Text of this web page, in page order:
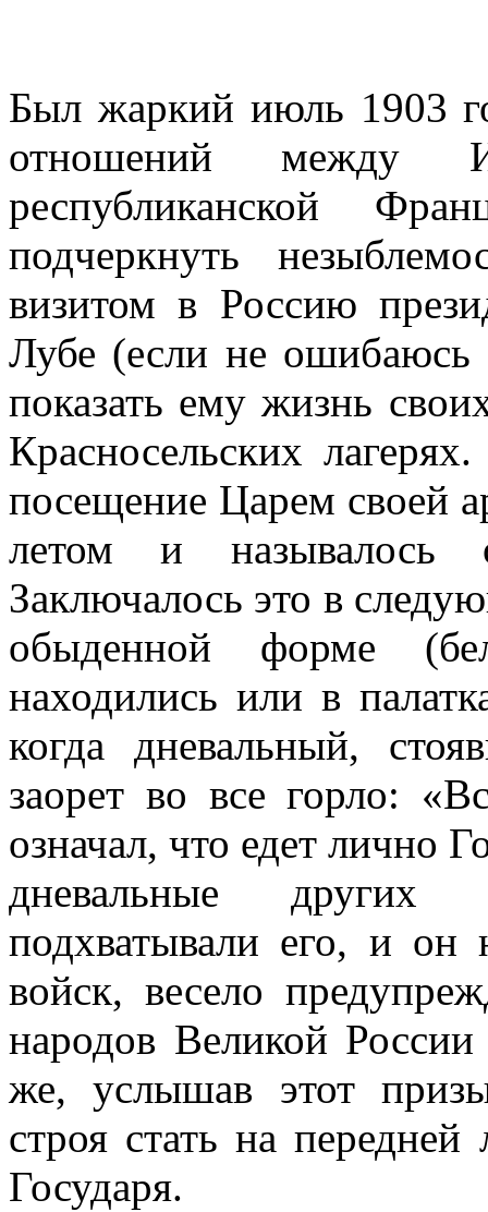
Был жаркий июль 1903
отношений между
республиканской
подчеркнуть
визитом в Россию
Лубе (если не ошибаюсь
показать ему жизнь
Красносельских
посещение Царем своей
летом и называлось
Заключалось это в
обыденной форме
находились или в
когда дневальный,
заорет во все горло:
означал, что едет лично
дневальные других
подхватывали его, и он
войск, весело
народов Великой
же, услышав этот
строя стать на передней
Государя.